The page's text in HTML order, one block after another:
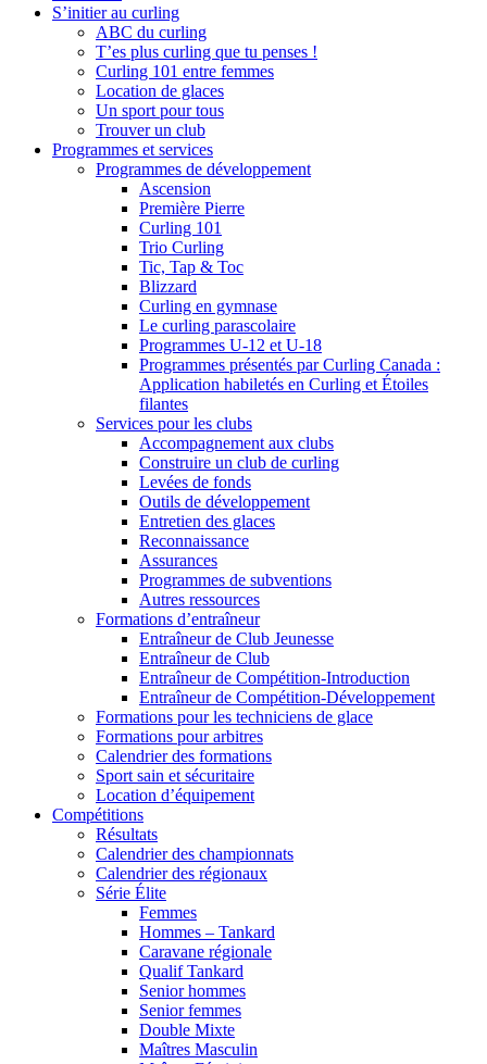
S’initier au curling
ABC du curling
T’es plus curling que tu penses !
Curling 101 entre femmes
Location de glaces
Un sport pour tous
Trouver un club
Programmes et services
Programmes de développement
Ascension
Première Pierre
Curling 101
Trio Curling
Tic, Tap & Toc
Blizzard
Curling en gymnase
Le curling parascolaire
Programmes U-12 et U-18
Programmes présentés par Curling Canada :
Application habiletés en Curling et Étoiles
filantes
Services pour les clubs
Accompagnement aux clubs
Construire un club de curling
Levées de fonds
Outils de développement
Entretien des glaces
Reconnaissance
Assurances
Programmes de subventions
Autres ressources
Formations d’entraîneur
Entraîneur de Club Jeunesse
Entraîneur de Club
Entraîneur de Compétition-Introduction
Entraîneur de Compétition-Développement
Formations pour les techniciens de glace
Formations pour arbitres
Calendrier des formations
Sport sain et sécuritaire
Location d’équipement
Compétitions
Résultats
Calendrier des championnats
Calendrier des régionaux
Série Élite
Femmes
Hommes – Tankard
Caravane régionale
Qualif Tankard
Senior hommes
Senior femmes
Double Mixte
Maîtres Masculin